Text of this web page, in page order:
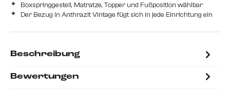
Boxspringgestell, Matratze, Topper und Fußposition wählbar
Der Bezug in Anthrazit Vintage fügt sich in jede Einrichtung ein
Beschreibung
Bewertungen